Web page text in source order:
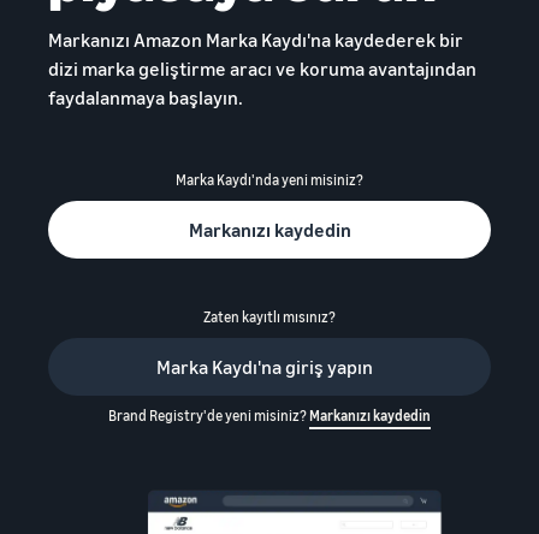
Markanızı Amazon Marka Kaydı'na kaydederek bir
dizi marka geliştirme aracı ve koruma avantajından
faydalanmaya başlayın.
Marka Kaydı'nda yeni misiniz?
Markanızı kaydedin
Zaten kayıtlı mısınız?
Marka Kaydı'na giriş yapın
Brand Registry'de yeni misiniz?Markanızı kaydedin